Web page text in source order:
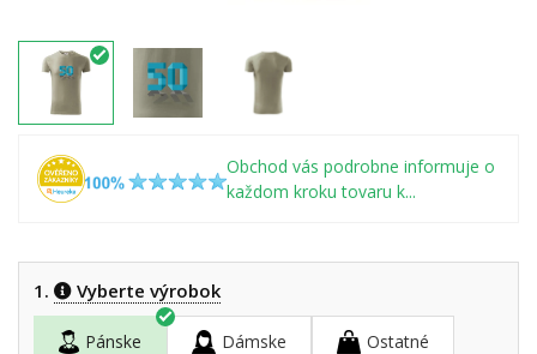
Obchod vás podrobne informuje o
každom kroku tovaru k...
1. Vyberte výrobok
Pánske Dámske Ostatné